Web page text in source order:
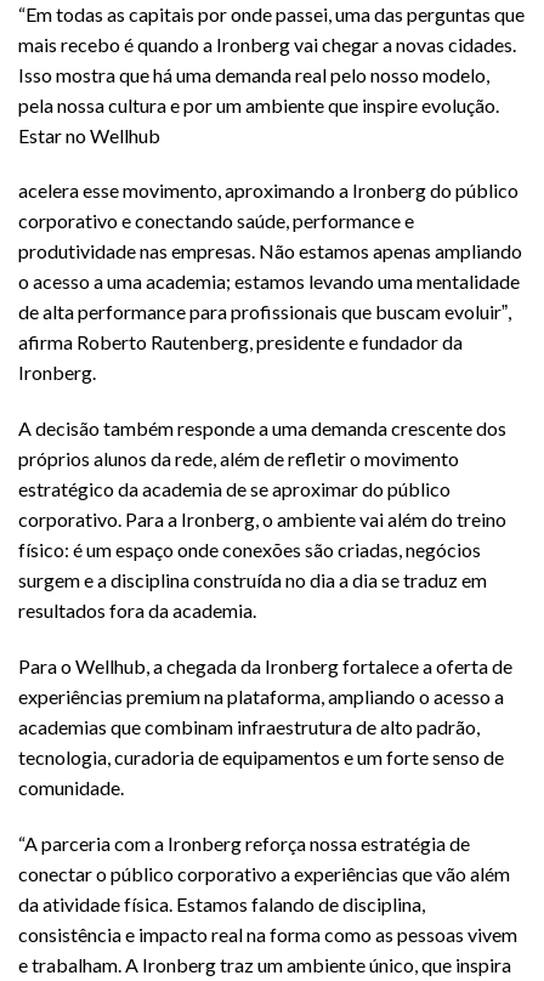
“Em todas as capitais por onde passei, uma das perguntas que
mais recebo é quando a Ironberg vai chegar a novas cidades.
Isso mostra que há uma demanda real pelo nosso modelo,
pela nossa cultura e por um ambiente que inspire evolução.
Estar no Wellhub
acelera esse movimento, aproximando a Ironberg do público
corporativo e conectando saúde, performance e
produtividade nas empresas. Não estamos apenas ampliando
o acesso a uma academia; estamos levando uma mentalidade
de alta performance para profissionais que buscam evoluirˮ,
afirma Roberto Rautenberg, presidente e fundador da
Ironberg.
A decisão também responde a uma demanda crescente dos
próprios alunos da rede, além de refletir o movimento
estratégico da academia de se aproximar do público
corporativo. Para a Ironberg, o ambiente vai além do treino
físico: é um espaço onde conexões são criadas, negócios
surgem e a disciplina construída no dia a dia se traduz em
resultados fora da academia.
Para o Wellhub, a chegada da Ironberg fortalece a oferta de
experiências premium na plataforma, ampliando o acesso a
academias que combinam infraestrutura de alto padrão,
tecnologia, curadoria de equipamentos e um forte senso de
comunidade.
“A parceria com a Ironberg reforça nossa estratégia de
conectar o público corporativo a experiências que vão além
da atividade física. Estamos falando de disciplina,
consistência e impacto real na forma como as pessoas vivem
e trabalham. A Ironberg traz um ambiente único, que inspira